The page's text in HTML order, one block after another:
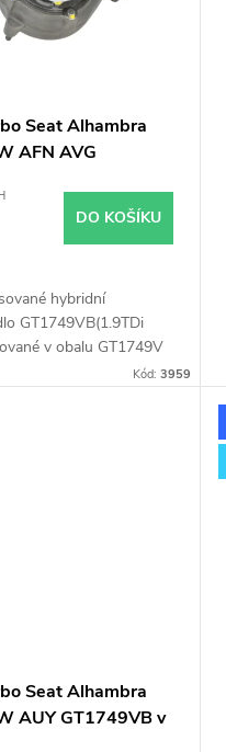
Seat Alhambra
AFN AVG
DO KOŠÍKU
hybridní
GT1749VB(1.9TDi
v obalu GT1749V
66-85KW). Vhodné
Pro vůz Seat
81kW AFN AVG.
Kód: 3959
Seat Alhambra
AUY GT1749VB v